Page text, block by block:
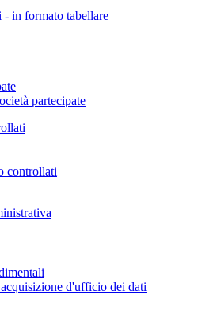
in formato tabellare
partecipate
controllati
d'ufficio dei dati